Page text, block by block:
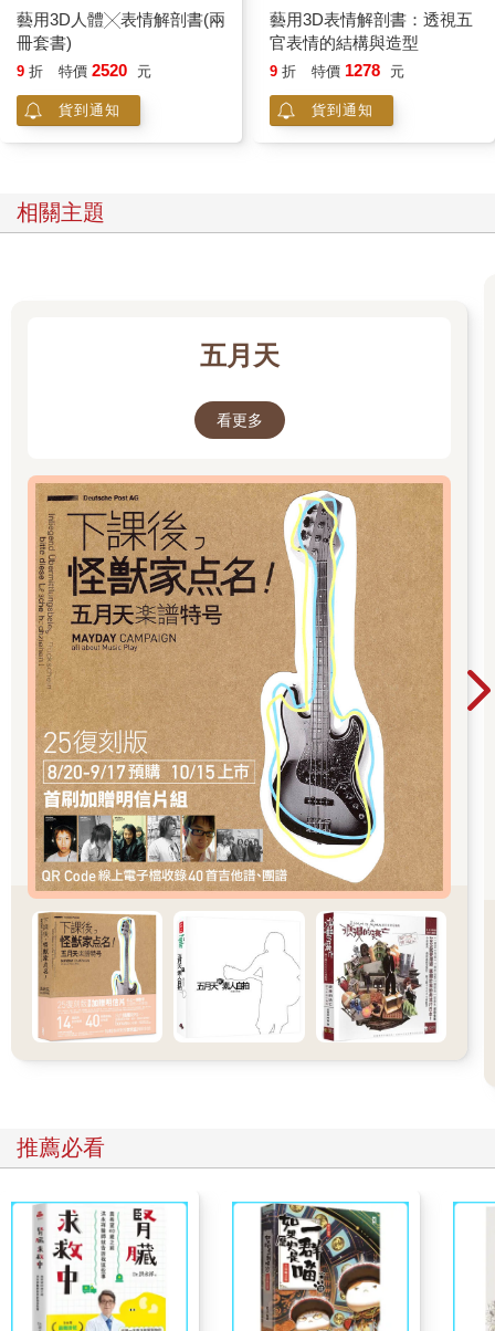
藝用3D人體╳表情解剖書(兩
冊套書)
9 折 特價 2520 元
貨到通知
藝用3D表情解剖書：透視五
官表情的結構與造型
9 折 特價 1278 元
貨到通知
相關主題
五月天
看更多
推薦必看